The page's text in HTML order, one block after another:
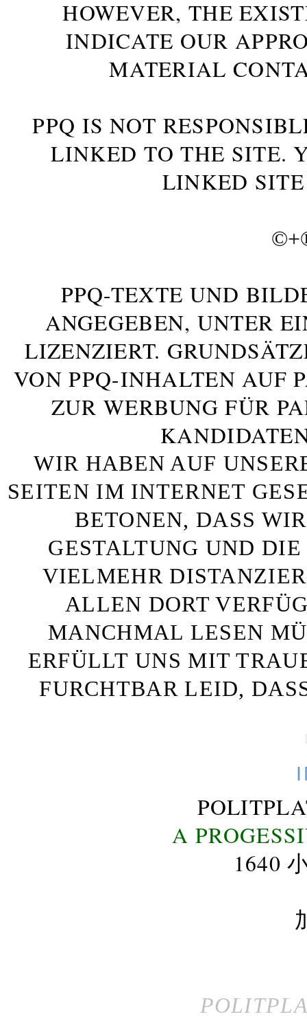
HOWEVER, THE
INDICATE OUR
MATERIAL
PPQ IS NOT
LINKED TO THE SITE.
LINKED
©+
PPQ-TEXTE UND
ANGEGEBEN, UNTER
LIZENZIERT.
VON PPQ-INHALTEN AUF
ZUR WERBUNG FÜR
WIR HABEN AUF
SEITEN IM INTERNET
BETONEN, DASS
GESTALTUNG UND
VIELMEHR
ALLEN DORT
MANCHMAL LESEN
ERFÜLLT UNS MIT
FURCHTBAR LEID,
A
1640